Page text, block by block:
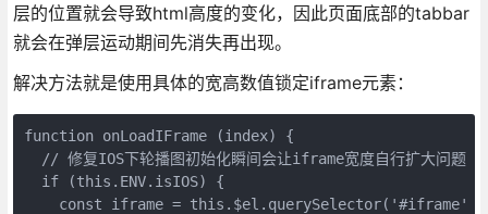
层的位置就会导致html高度的变化，因此页面底部的tabbar
就会在弹层运动期间先消失再出现。
解决方法就是使用具体的宽高数值锁定iframe元素：
function onLoadIFrame (index) {
  // 修复IOS下轮播图初始化瞬间会让iframe宽度自行扩大问题
  if (this.ENV.isIOS) {
const iframe = this.$el.querySelector('#iframe'